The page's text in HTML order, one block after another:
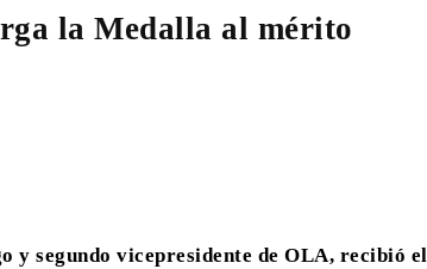
la Medalla al mérito
segundo vicepresidente de OLA, recibió el